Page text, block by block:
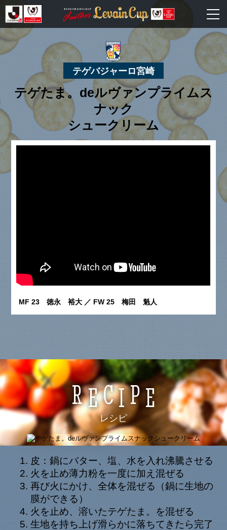
テゲバジャーロ宮崎
テゲたま。deルヴァンプライムス
ナック
シュークリーム
MF 23 徳永 裕大 ／ FW 25 梅田 魁人
RECIPE
レシピ
皮：鍋にバター、塩、水を入れ沸騰させる
火を止め薄力粉を一度に加え混ぜる
再び火にかけ、全体を混ぜる（鍋に生地の
膜ができる）
火を止め、溶いたテゲたま。を混ぜる
生地を持ち上げ滑らかに落ちてきたら完了